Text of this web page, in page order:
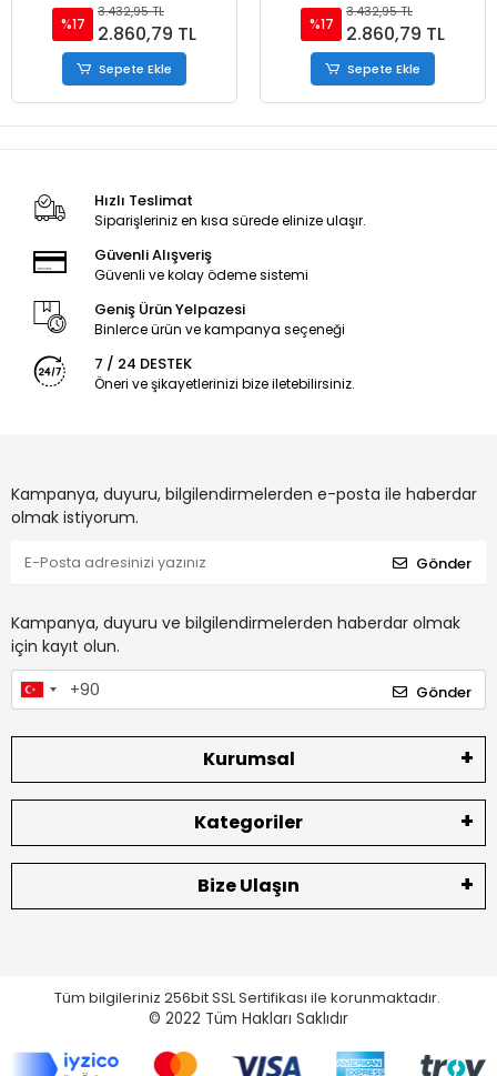
%17
3.432,95 TL
2.860,79 TL
Sepete Ekle
%17
3.432,95 TL
2.860,79 TL
Sepete Ekle
Hızlı Teslimat
Siparişleriniz en kısa sürede elinize ulaşır.
Güvenli Alışveriş
Güvenli ve kolay ödeme sistemi
Geniş Ürün Yelpazesi
Binlerce ürün ve kampanya seçeneği
7 / 24 DESTEK
Öneri ve şikayetlerinizi bize iletebilirsiniz.
Kampanya, duyuru, bilgilendirmelerden e-posta ile haberdar
olmak istiyorum.
Gönder
Kampanya, duyuru ve bilgilendirmelerden haberdar olmak
için kayıt olun.
Gönder
Kurumsal
Kategoriler
Bize Ulaşın
Tüm bilgileriniz 256bit SSL Sertifikası ile korunmaktadır.
© 2022 Tüm Hakları Saklıdır